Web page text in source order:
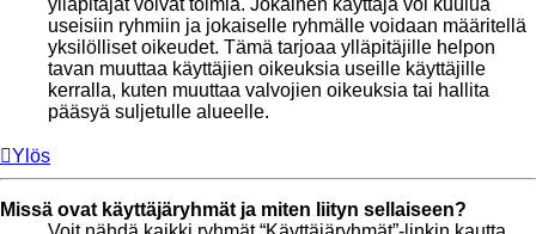
ylläpitäjät voivat toimia. Jokainen käyttäjä voi kuulua
useisiin ryhmiin ja jokaiselle ryhmälle voidaan määritellä
yksilölliset oikeudet. Tämä tarjoaa ylläpitäjille helpon
tavan muuttaa käyttäjien oikeuksia useille käyttäjille
kerralla, kuten muuttaa valvojien oikeuksia tai hallita
pääsyä suljetulle alueelle.
Ylös
Missä ovat käyttäjäryhmät ja miten liityn sellaiseen?